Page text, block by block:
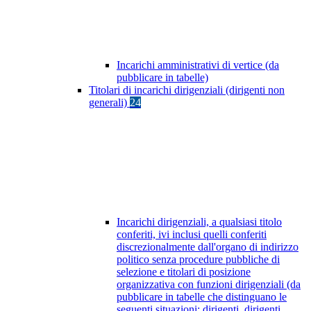
Incarichi amministrativi di vertice (da
pubblicare in tabelle)
Titolari di incarichi dirigenziali (dirigenti non
generali) 24
Incarichi dirigenziali, a qualsiasi titolo
conferiti, ivi inclusi quelli conferiti
discrezionalmente dall'organo di indirizzo
politico senza procedure pubbliche di
selezione e titolari di posizione
organizzativa con funzioni dirigenziali (da
pubblicare in tabelle che distinguano le